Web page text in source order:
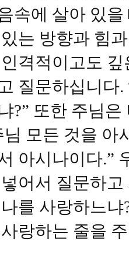
속에 살아 있
는 방향과 힘
격적이고도
질문하십니다
?” 또한 주님
님 모든 것을 아
아시나이다.”
어서 질문하
를 사랑하느냐
랑하는 줄을